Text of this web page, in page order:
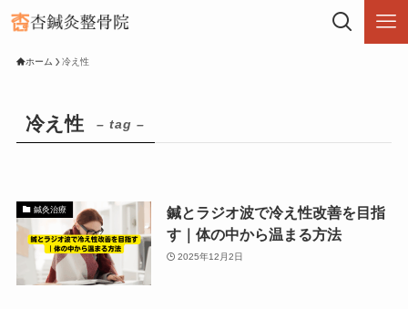
ホーム 冷え性
冷え性 – tag –
鍼灸治療
鍼とラジオ波で冷え性改善を目指
す｜体の中から温まる方法
2025年12月2日